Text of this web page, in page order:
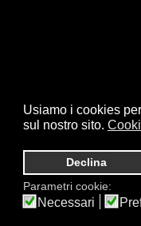
Usiamo i cookies
sul nostro sito.
Declina
Parametri cookie:
Necessari